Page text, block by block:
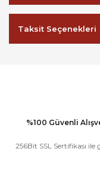
Taksit Seçenekleri
%100 Güvenli
256Bit SSL Sertifikası ile